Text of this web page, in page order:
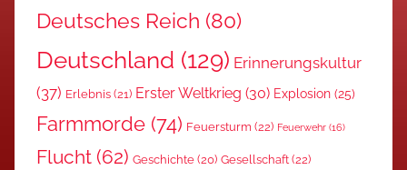
Deutsches Reich (80)
Deutschland (129) Erinnerungskultur
(37) Erlebnis (21) Erster Weltkrieg (30) Explosion (25)
Farmmorde (74) Feuersturm (22) Feuerwehr (16)
Flucht (62) Geschichte (20) Gesellschaft(22)